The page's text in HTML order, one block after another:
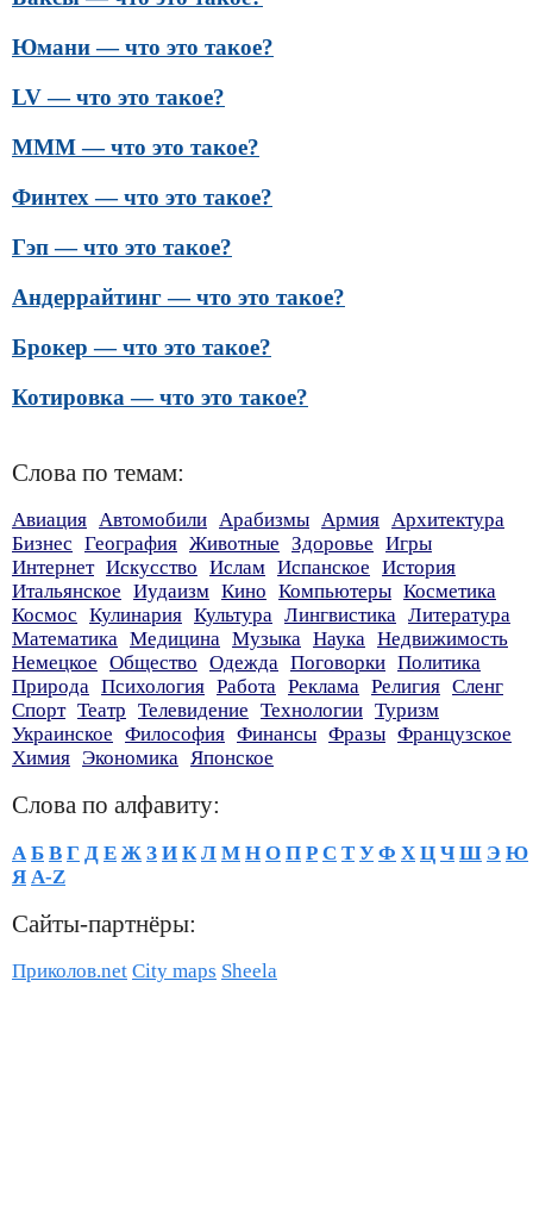
Юмани — что это такое?
LV — что это такое?
МММ — что это такое?
Финтех — что это такое?
Гэп — что это такое?
Андеррайтинг — что это такое?
Брокер — что это такое?
Котировка — что это такое?
Слова по темам:
Авиация Автомобили Арабизмы Армия Архитектура
Бизнес География Животные Здоровье Игры
Интернет Искусство Ислам Испанское История
Итальянское Иудаизм Кино Компьютеры Косметика
Космос Кулинария Культура Лингвистика Литература
Математика Медицина Музыка Наука Недвижимость
Немецкое Общество Одежда Поговорки Политика
Природа Психология Работа Реклама Религия Сленг
Спорт Театр Телевидение Технологии Туризм
Украинское Философия Финансы Фразы Французское
Химия Экономика Японское
Слова по алфавиту:
А Б В Г Д Е Ж З И К Л М Н О П Р С Т У Ф Х Ц Ч Ш Э Ю
Я A-Z
Сайты-партнёры:
Приколов.net City maps Sheela